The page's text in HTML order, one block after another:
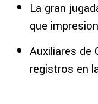
La gran
que
Auxiliares de
registros en